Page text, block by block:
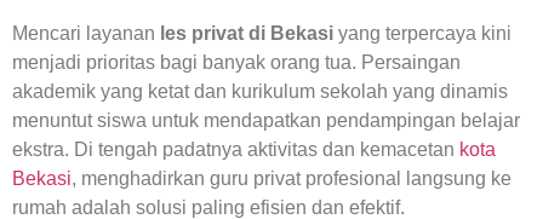
Mencari layanan les privat di Bekasi yang terpercaya kini
menjadi prioritas bagi banyak orang tua. Persaingan
akademik yang ketat dan kurikulum sekolah yang dinamis
menuntut siswa untuk mendapatkan pendampingan belajar
ekstra. Di tengah padatnya aktivitas dan kemacetan kota
Bekasi, menghadirkan guru privat profesional langsung ke
rumah adalah solusi paling efisien dan efektif.